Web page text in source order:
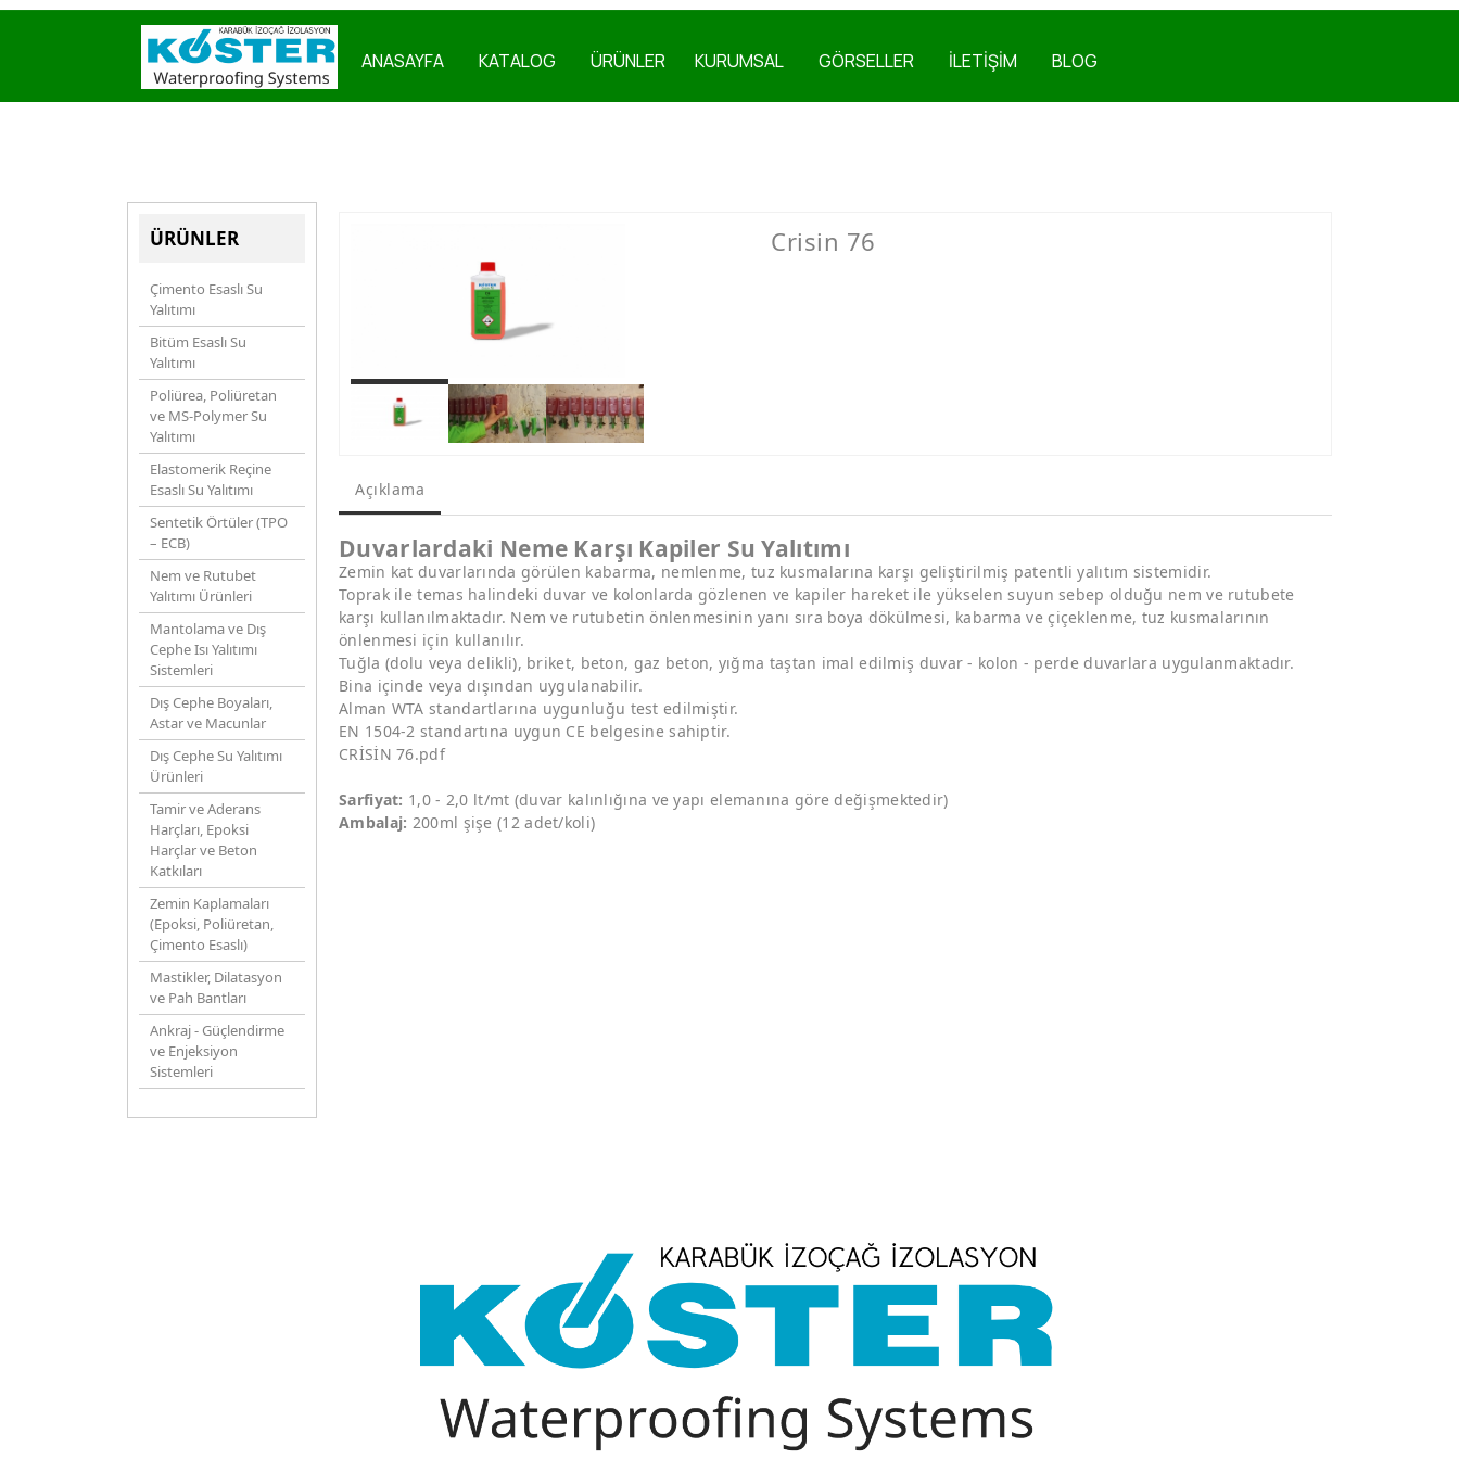
ÜRÜNLER
Çimento Esaslı Su
Yalıtımı
Bitüm Esaslı Su
Yalıtımı
Poliürea, Poliüretan
ve MS-Polymer Su
Yalıtımı
Elastomerik Reçine
Esaslı Su Yalıtımı
Sentetik Örtüler (TPO
– ECB)
Nem ve Rutubet
Yalıtımı Ürünleri
Mantolama ve Dış
Cephe Isı Yalıtımı
Sistemleri
Dış Cephe Boyaları,
Astar ve Macunlar
Dış Cephe Su Yalıtımı
Ürünleri
Tamir ve Aderans
Harçları, Epoksi
Harçlar ve Beton
Katkıları
Zemin Kaplamaları
(Epoksi, Poliüretan,
Çimento Esaslı)
Mastikler, Dilatasyon
ve Pah Bantları
Ankraj - Güçlendirme
ve Enjeksiyon
Sistemleri
Crisin 76
Açıklama
Duvarlardaki Neme Karşı Kapiler Su Yalıtımı
Zemin kat duvarlarında görülen kabarma, nemlenme, tuz kusmalarına karşı geliştirilmiş patentli yalıtım sistemidir.
Toprak ile temas halindeki duvar ve kolonlarda gözlenen ve kapiler hareket ile yükselen suyun sebep olduğu nem ve rutubete
karşı kullanılmaktadır. Nem ve rutubetin önlenmesinin yanı sıra boya dökülmesi, kabarma ve çiçeklenme, tuz kusmalarının
önlenmesi için kullanılır.
Tuğla (dolu veya delikli), briket, beton, gaz beton, yığma taştan imal edilmiş duvar - kolon - perde duvarlara uygulanmaktadır.
Bina içinde veya dışından uygulanabilir.
Alman WTA standartlarına uygunluğu test edilmiştir.
EN 1504-2 standartına uygun CE belgesine sahiptir.
CRİSİN 76.pdf
Sarfiyat: 1,0 - 2,0 lt/mt (duvar kalınlığına ve yapı elemanına göre değişmektedir)
Ambalaj: 200ml şişe (12 adet/koli)
ANASAYFA KATALOG ÜRÜNLER KURUMSAL GÖRSELLER İLETİŞİM BLOG